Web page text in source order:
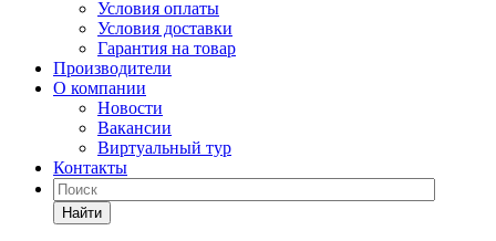
Условия оплаты
Условия доставки
Гарантия на товар
Производители
О компании
Новости
Вакансии
Виртуальный тур
Контакты
Найти